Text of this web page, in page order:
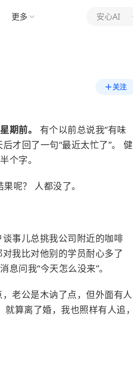
更多 安心AI
关注
期前。 有个以前总说我“有味
才回了一句“最近太忙了”。 健
个字。
呢？ 人都没了。
谈事儿总挑我公司附近的咖啡
我比对他别的学员耐心多了
问我“今天怎么没来”。
老公是木讷了点，但外面有人
算离了婚，我也照样有人追，